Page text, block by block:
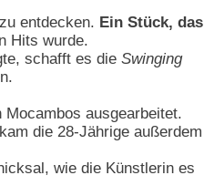
zu entdecken. Ein Stück, das
Hits wurde.
schafft es die Swinging
ausgearbeitet.
die 28-Jährige außerdem
wie die Künstlerin es